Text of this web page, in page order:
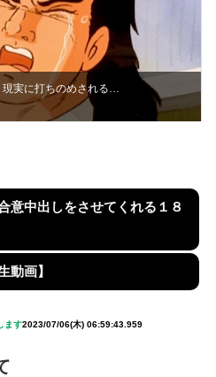
現実に打ちのめされる…
意中出しをさせてくれる１８
動画】
ます2023/07/06(木) 06:59:43.959